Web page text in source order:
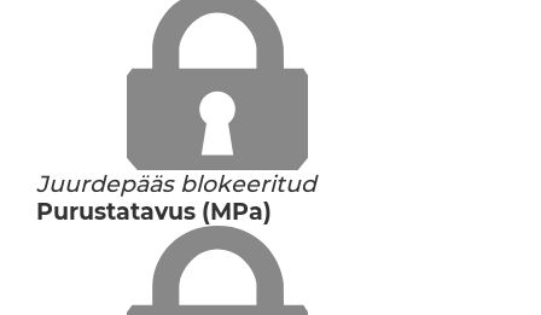
Juurdepääs blokeeritud
Purustatavus (MPa)